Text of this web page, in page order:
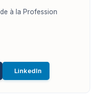
à la Profession
LinkedIn